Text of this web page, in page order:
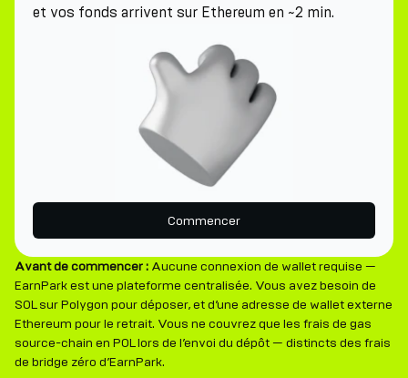
et vos fonds arrivent sur Ethereum en ~2 min.
Commencer
Avant de commencer : Aucune connexion de wallet requise —
EarnPark est une plateforme centralisée. Vous avez besoin de
SOL sur Polygon pour déposer, et d’une adresse de wallet externe
Ethereum pour le retrait. Vous ne couvrez que les frais de gas
source-chain en POL lors de l’envoi du dépôt — distincts des frais
de bridge zéro d’EarnPark.